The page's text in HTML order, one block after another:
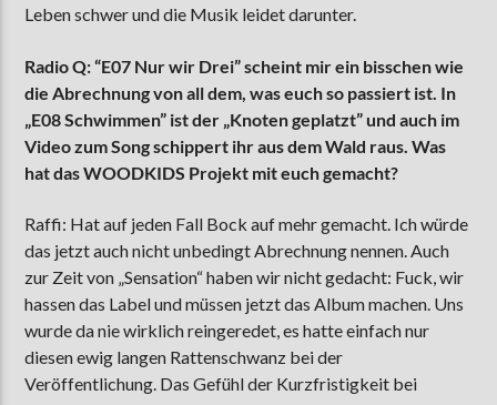
Leben schwer und die Musik leidet darunter.
Radio Q: “E07 Nur wir Drei” scheint mir ein bisschen wie
die Abrechnung von all dem, was euch so passiert ist. In
„E08 Schwimmen” ist der „Knoten geplatzt” und auch im
Video zum Song schippert ihr aus dem Wald raus. Was
hat das WOODKIDS Projekt mit euch gemacht?
Raffi: Hat auf jeden Fall Bock auf mehr gemacht. Ich würde
das jetzt auch nicht unbedingt Abrechnung nennen. Auch
zur Zeit von „Sensation“ haben wir nicht gedacht: Fuck, wir
hassen das Label und müssen jetzt das Album machen. Uns
wurde da nie wirklich reingeredet, es hatte einfach nur
diesen ewig langen Rattenschwanz bei der
Veröffentlichung. Das Gefühl der Kurzfristigkeit bei